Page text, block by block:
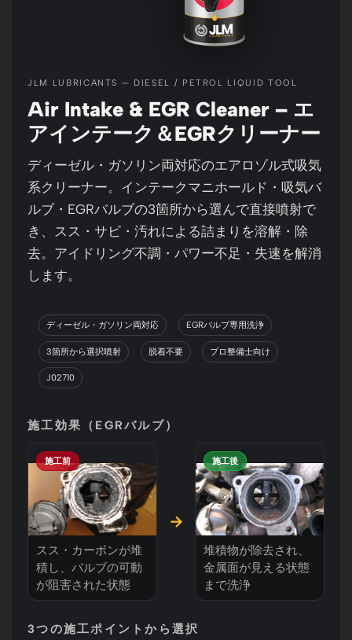
JLM LUBRICANTS — DIESEL / PETROL LIQUID TOOL
Air Intake & EGR Cleaner – エ
アインテーク＆EGRクリーナー
ディーゼル・ガソリン両対応のエアロゾル式吸気
系クリーナー。インテークマニホールド・吸気バ
ルブ・EGRバルブの3箇所から選んで直接噴射で
き、スス・サビ・汚れによる詰まりを溶解・除
去。アイドリング不調・パワー不足・失速を解消
します。
ディーゼル・ガソリン両対応 EGRバルブ専用洗浄
3箇所から選択噴射 脱着不要 プロ整備士向け
J02710
施工効果（EGRバルブ）
施工前
スス・カーボンが堆
積し、バルブの可動
が阻害された状態
→
施工後
堆積物が除去され、
金属面が見える状態
まで洗浄
3つの施工ポイントから選択